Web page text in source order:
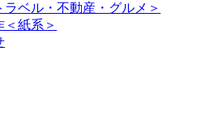
ベル・不動産・グルメ＞
＜紙系＞